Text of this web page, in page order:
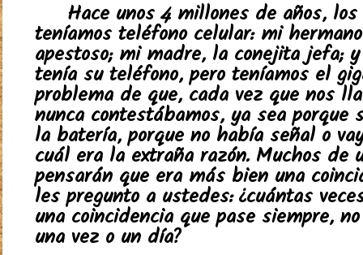
Hace unos 4 millones de años,
teníamos teléfono celular: mi
apestoso; mi madre, la conejita jefa; y
tenía su teléfono, pero teníamos el
problema de que, cada vez que nos
nunca contestábamos, ya sea porque
la batería, porque no había señal o
cuál era la extraña razón. Muchos de
pensarán que era más bien una
les pregunto a ustedes: ¿cuántas
una coincidencia que pase siempre,
una vez o un día?